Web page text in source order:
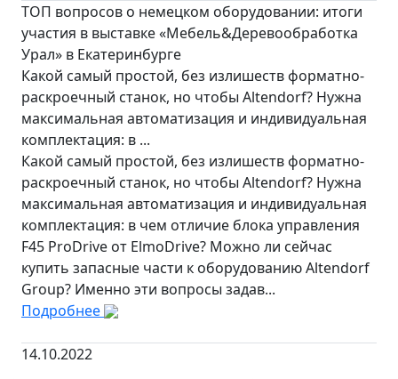
ТОП вопросов о немецком оборудовании: итоги
участия в выставке «Мебель&Деревообработка
Урал» в Екатеринбурге
Какой самый простой, без излишеств форматно-
раскроечный станок, но чтобы Altendorf? Нужна
максимальная автоматизация и индивидуальная
комплектация: в ...
Какой самый простой, без излишеств форматно-
раскроечный станок, но чтобы Altendorf? Нужна
максимальная автоматизация и индивидуальная
комплектация: в чем отличие блока управления
F45 ProDrive от ElmoDrive? Можно ли сейчас
купить запасные части к оборудованию Altendorf
Group? Именно эти вопросы задав...
Подробнее
14.10.2022